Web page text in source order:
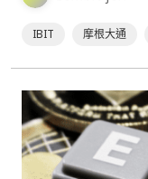
IBIT 摩根大通